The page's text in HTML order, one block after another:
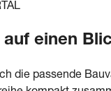
auf einen
die passende